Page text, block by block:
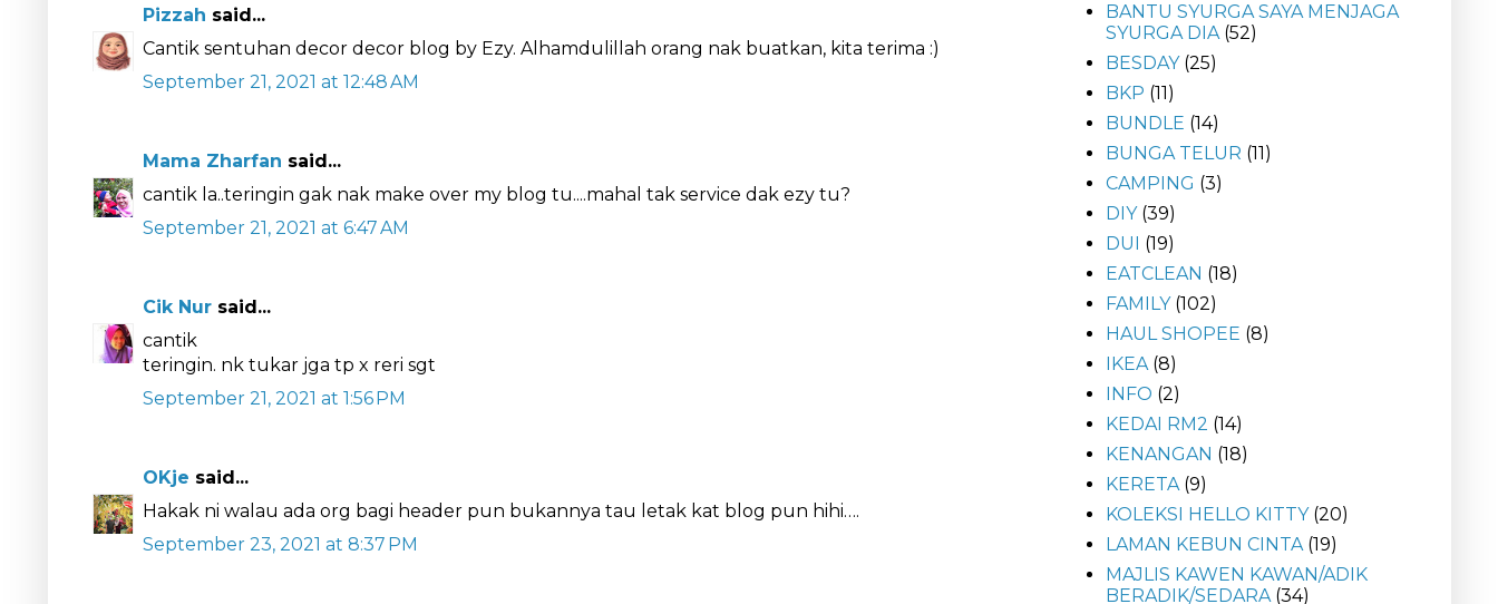
Pizzah said...
Cantik sentuhan decor decor blog by Ezy. Alhamdulillah orang nak buatkan, kita terima :)
September 21, 2021 at 12:48 AM
Mama Zharfan said...
cantik la..teringin gak nak make over my blog tu....mahal tak service dak ezy tu?
September 21, 2021 at 6:47 AM
Cik Nursaid...
cantik
teringin. nk tukar jga tp x reri sgt
September 21, 2021 at 1:56 PM
OKje said...
Hakak ni walau ada org bagi header pun bukannya tau letak kat blog pun hihi….
September 23, 2021 at 8:37 PM
BANTU SYURGA SAYA MENJAGA
SYURGA DIA (52)
BESDAY (25)
BKP (11)
BUNDLE (14)
BUNGA TELUR (11)
CAMPING (3)
DIY (39)
DUI (19)
EATCLEAN (18)
FAMILY (102)
HAUL SHOPEE (8)
IKEA (8)
INFO (2)
KEDAI RM2 (14)
KENANGAN (18)
KERETA (9)
KOLEKSI HELLO KITTY (20)
LAMAN KEBUN CINTA (19)
MAJLIS KAWEN KAWAN/ADIK
BERADIK/SEDARA (34)